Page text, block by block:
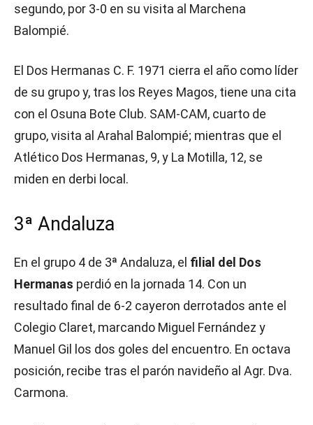
segundo, por 3-0 en su visita al Marchena
Balompié.
El Dos Hermanas C. F. 1971 cierra el año como líder
de su grupo y, tras los Reyes Magos, tiene una cita
con el Osuna Bote Club. SAM-CAM, cuarto de
grupo, visita al Arahal Balompié; mientras que el
Atlético Dos Hermanas, 9, y La Motilla, 12, se
miden en derbi local.
3ª Andaluza
En el grupo 4 de 3ª Andaluza, el filial del Dos
Hermanas perdió en la jornada 14. Con un
resultado final de 6-2 cayeron derrotados ante el
Colegio Claret, marcando Miguel Fernández y
Manuel Gil los dos goles del encuentro. En octava
posición, recibe tras el parón navideño al Agr. Dva.
Carmona.